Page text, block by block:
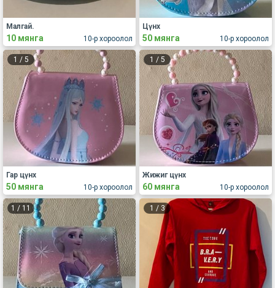
10-р хороолол
Малгай.
10 мянга 10-р хороолол
Цүнх
50 мянга
1 / 5
10-р хороолол
Гар цүнх
50 мянга
1 / 5
10-р хороолол
Жижиг цүнх
60 мянга
1 / 11 1 / 3